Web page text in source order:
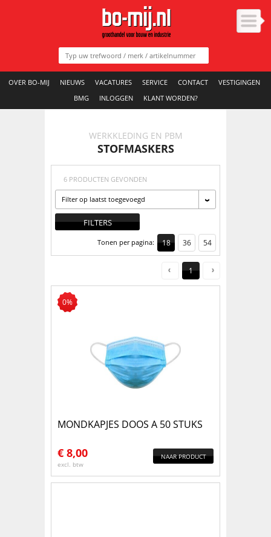
OVER BO-MIJ NIEUWS VACATURES SERVICE CONTACT
VESTIGINGEN
BMG
INLOGGEN KLANT WORDEN?
WERKKLEDING EN PBM
STOFMASKERS
6 PRODUCTEN GEVONDEN
Filter op laatst toegevoegd
FILTERS
Tonen per pagina: 18 36 54
1
0%
MONDKAPJES DOOS A 50 STUKS
€ 8,00
excl. btw
NAAR PRODUCT